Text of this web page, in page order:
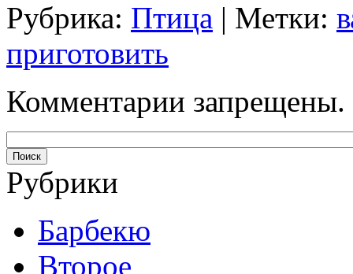
Рубрика: Птица | Метки:
приготовить
Комментарии запрещены.
Рубрики
Барбекю
Второе